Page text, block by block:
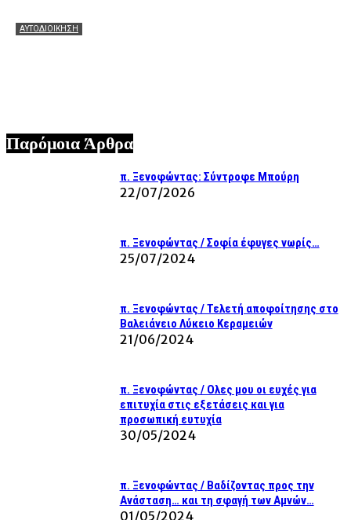
ΑΥΤΟΔΙΟΙΚΗΣΗ
Παρόμοια Άρθρα
π. Ξενοφώντας: Σύντροφε Μπούρη
22/07/2026
π. Ξενοφώντας / Σοφία έφυγες νωρίς…
25/07/2024
π. Ξενοφώντας / Τελετή αποφοίτησης στο
Βαλειάνειο Λύκειο Κεραμειών
21/06/2024
π. Ξενοφώντας / Ολες μου οι ευχές για
επιτυχία στις εξετάσεις και για
προσωπική ευτυχία
30/05/2024
π. Ξενοφώντας / Βαδίζοντας προς την
Ανάσταση… και τη σφαγή των Αμνών…
01/05/2024